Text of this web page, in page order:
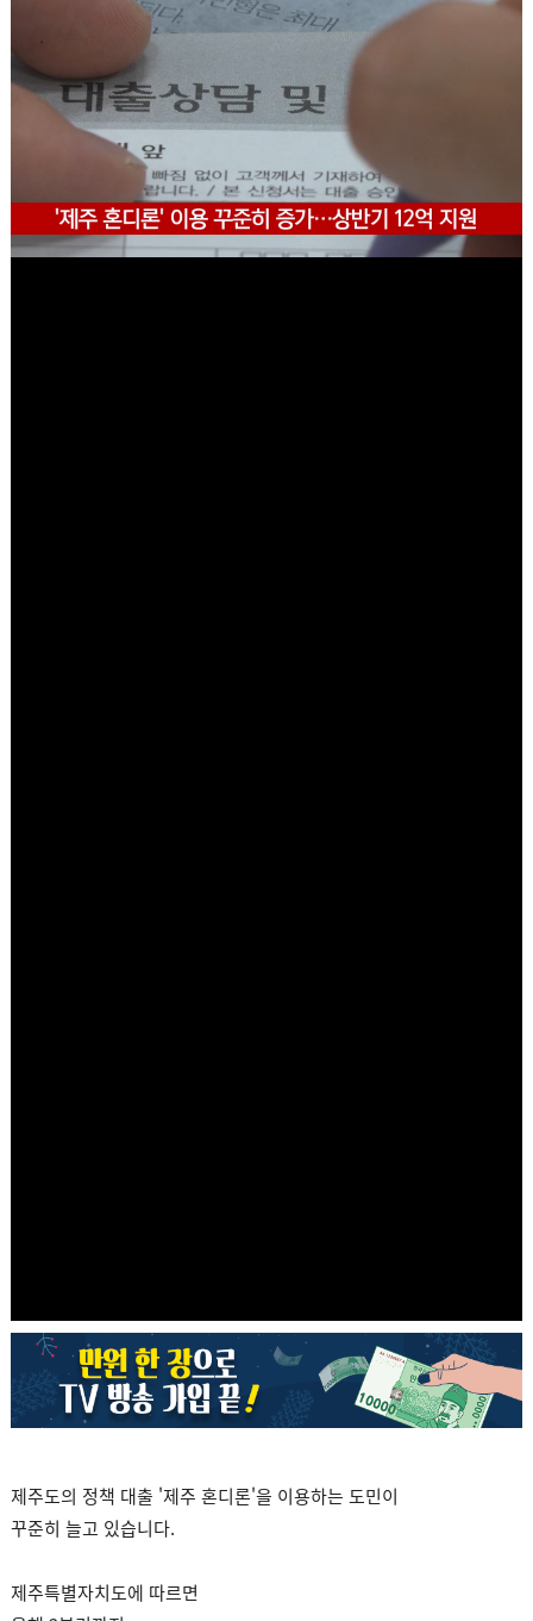
제주도의 정책 대출 '제주 혼디론'을 이용하는 도민이
꾸준히 늘고 있습니다.
제주특별자치도에 따르면